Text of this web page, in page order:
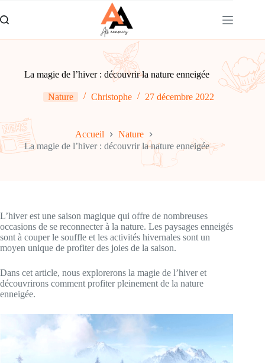
au
contenu
La magie de l’hiver : découvrir la nature enneigée
Nature Christophe 27 décembre 2022
Accueil
Nature
La magie de l’hiver : découvrir la nature enneigée
L’hiver est une saison magique qui offre de nombreuses
occasions de se reconnecter à la nature. Les paysages enneigés
sont à couper le souffle et les activités hivernales sont un
moyen unique de profiter des joies de la saison.
Dans cet article, nous explorerons la magie de l’hiver et
découvrirons comment profiter pleinement de la nature
enneigée.